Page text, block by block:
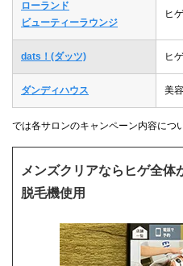
ローランド
ビューティーラウンジ
ヒ
dats！(ダッツ) ヒ
ダンディハウス 美
では各サロンのキャンペーン内容につ
メンズクリアならヒゲ全体
脱毛機使用